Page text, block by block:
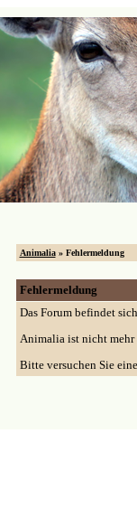
Animalia» Fehlermeldung
Fehlermeldung
Das Forum befindet
Animalia ist nicht
Bitte versuchen Sie